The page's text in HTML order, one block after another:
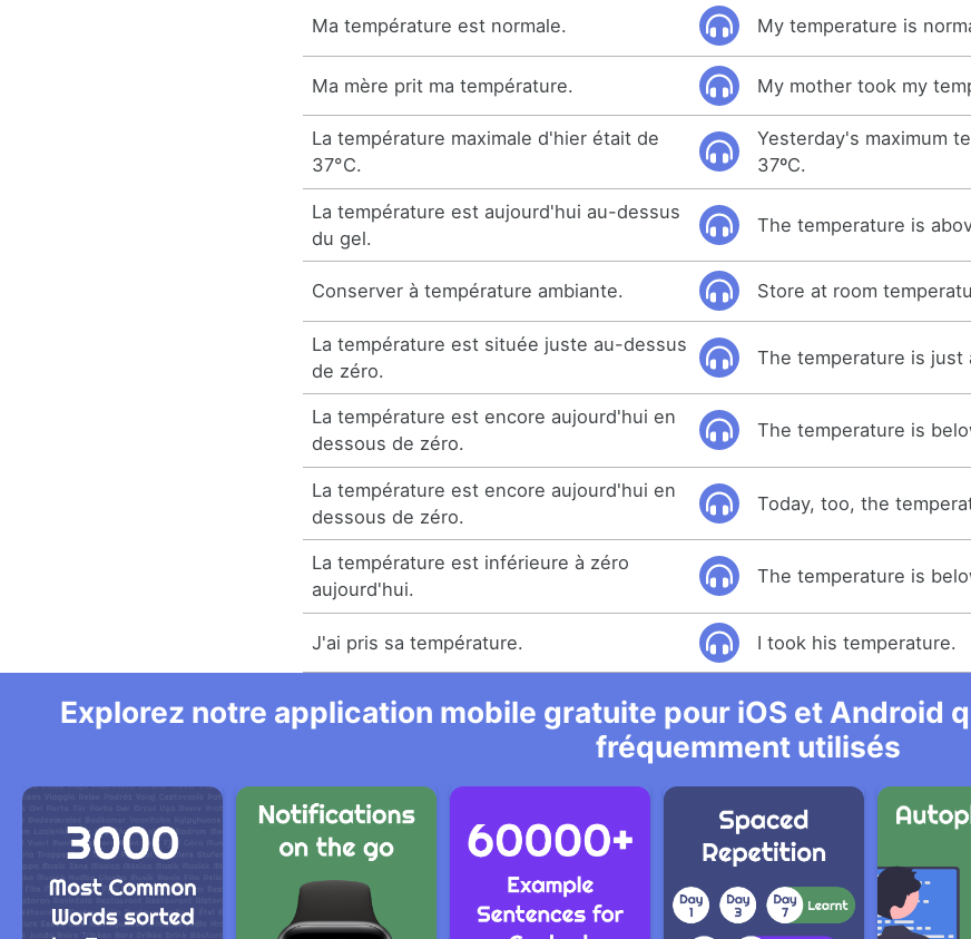
Ma température est normale. My temperature is
Ma mère prit ma température. My mother took my
La température maximale d'hier était de
37°C.
Yesterday's maximum
37ºC.
La température est aujourd'hui au-dessus
du gel.
The temperature is
Conserver à température ambiante. Store at room
La température est située juste au-dessus
de zéro.
The temperature is just
La température est encore aujourd'hui en
dessous de zéro.
The temperature is
La température est encore aujourd'hui en
dessous de zéro.
Today, too, the
La température est inférieure à zéro
aujourd'hui.
The temperature is
J'ai pris sa température. I took his temperature.
Explorez notre application mobile gratuite pour iOS et Android
fréquemment utilisés